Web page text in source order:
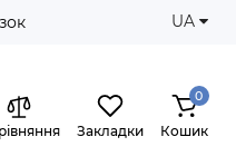
UA
Закладки
0
Кошик